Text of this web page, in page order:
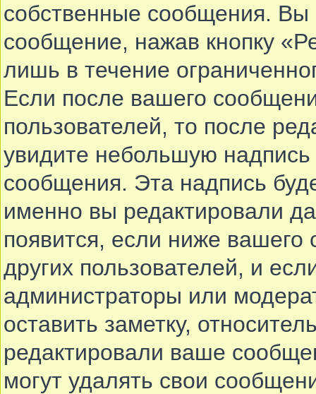
собственные сообщения. Вы
сообщение, нажав кнопку
лишь в течение
Если после вашего
пользователей, то после
увидите небольшую
сообщения. Эта надпись
именно вы редактировали
появится, если ниже
других пользователей, и
администраторы или
оставить заметку,
редактировали ваше
могут удалять свои